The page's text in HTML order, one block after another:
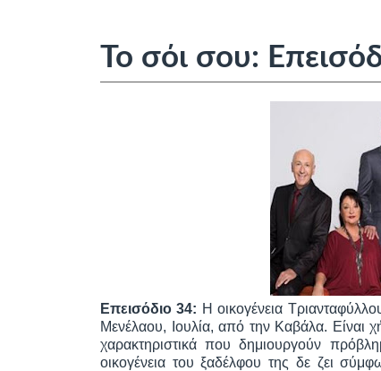
Το σόι σου:
Επεισόδιο 34: Η οικογένεια
Μενέλαου, Ιουλία, από την Καβάλα. Είναι
χαρακτηριστικά που δημιουργούν
οικογένεια του ξαδέλφου της δε ζει